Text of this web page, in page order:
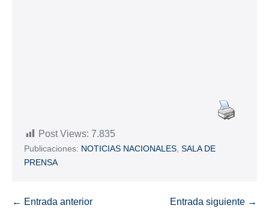
Post Views: 7.835
Publicaciones: NOTICIAS NACIONALES SALA DE
PRENSA
← Entrada anterior Entrada siguiente →